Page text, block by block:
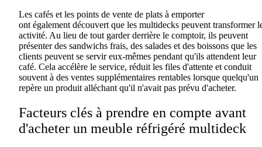
Les cafés et les points de vente de plats à emporter
ont également découvert que les multidecks peuvent transformer
activité. Au lieu de tout garder derrière le comptoir, ils peuvent
présenter des sandwichs frais, des salades et des boissons que les
clients peuvent se servir eux-mêmes pendant qu'ils attendent leur
café. Cela accélère le service, réduit les files d'attente et conduit
souvent à des ventes supplémentaires rentables lorsque quelqu'un
repère un produit alléchant qu'il n'avait pas prévu d'acheter.
Facteurs clés à prendre en compte avant
d'acheter un meuble réfrigéré multideck